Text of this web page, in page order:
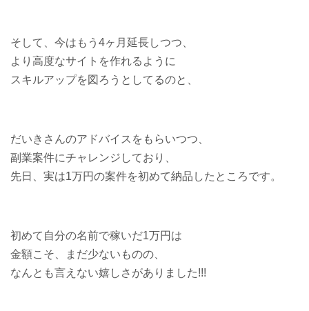
そして、今はもう4ヶ月延長しつつ、
より高度なサイトを作れるように
スキルアップを図ろうとしてるのと、
だいきさんのアドバイスをもらいつつ、
副業案件にチャレンジしており、
先日、実は1万円の案件を初めて納品したところです。
初めて自分の名前で稼いだ1万円は
金額こそ、まだ少ないものの、
なんとも言えない嬉しさがありました!!!